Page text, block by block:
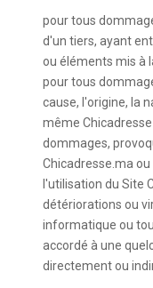
pour tous
d'un tiers, ayant
ou éléments mis à
pour tous
cause, l'origine, la
même
dommages,
Chicadresse.ma
l'utilisation du Site
détériorations ou
informatique ou
accordé à une
directement ou